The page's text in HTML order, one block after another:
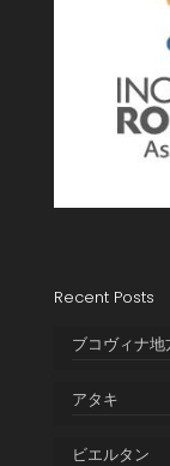
Recent Posts
ブコヴィナ
アタキ
ビエルタン